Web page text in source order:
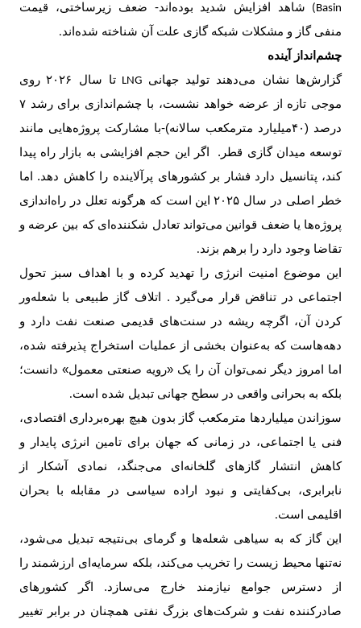
Basin)
شاهد افزایش شدید بوده‌اند- ضعف زیرساختی، قیمت
منفی گاز و مشکلات شبکه گازی علت آن شناخته شده‌اند.
چشم‌انداز آینده
گزارش‌ها نشان می‌دهند تولید جهانی
تا سال ۲۰۲۶ روی
موجی تازه از عرضه خواهد نشست، با چشم‌اندازی برای رشد۷
درصد (۴۰‌میلیارد مترمکعب سالانه)-با مشارکت پروژه‌هایی مانند
توسعه میدان گازی قطر. اگر این حجم افزایشی به بازار راه پیدا
کند، پتانسیل دارد فشار بر کشورهای پرآلاینده را کاهش دهد. اما
خطر اصلی در سال ۲۰۲۵ این است که هرگونه تعلل در راه‌اندازی
پروژه‌ها یا ضعف قوانین می‌تواند تعادل شکننده‌ای که بین عرضه و
تقاضا وجود دارد را برهم بزند.
این موضوع امنیت انرژی را تهدید کرده و با اهداف سبز تحول
اجتماعی در تناقض قرار می‌گیرد . اتلاف گاز طبیعی با شعله‌ور
کردن آن، اگرچه ریشه در سنت‌های قدیمی صنعت نفت دارد و
دهه‌هاست که به‌عنوان بخشی از عملیات استخراج پذیرفته شده،
اما امروز دیگر نمی‌توان آن را یک «رویه صنعتی معمول» دانست؛
بلکه به بحرانی واقعی در سطح جهانی تبدیل شده است.
سوزاندن ‌میلیاردها مترمکعب گاز بدون هیچ بهره‌برداری اقتصادی،
فنی یا اجتماعی، در زمانی که جهان برای تامین انرژی پایدار و
کاهش انتشار گازهای گلخانه‌ای می‌جنگد، نمادی آشکار از
نابرابری، بی‌کفایتی و نبود اراده سیاسی در مقابله با بحران
اقلیمی است.
این گاز که به سیاهی شعله‌ها و گرمای بی‌نتیجه تبدیل می‌شود،
نه‌تنها محیط زیست را تخریب می‌کند، بلکه سرمایه‌ای ارزشمند را
از دسترس جوامع نیازمند خارج می‌سازد. اگر کشورهای
صادرکننده نفت و شرکت‌های بزرگ نفتی همچنان در برابر تغییر